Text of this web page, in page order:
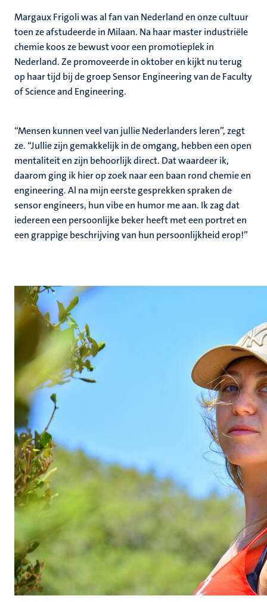
Margaux Frigoli was al fan van Nederland en onze cultuur
toen ze afstudeerde in Milaan. Na haar master industriële
chemie koos ze bewust voor een promotieplek in
Nederland. Ze promoveerde in oktober en kijkt nu terug
op haar tijd bij de groep Sensor Engineering van de Faculty
of Science and Engineering.
“Mensen kunnen veel van jullie Nederlanders leren”, zegt
ze. “Jullie zijn gemakkelijk in de omgang, hebben een open
mentaliteit en zijn behoorlijk direct. Dat waardeer ik,
daarom ging ik hier op zoek naar een baan rond chemie en
engineering. Al na mijn eerste gesprekken spraken de
sensor engineers, hun vibe en humor me aan. Ik zag dat
iedereen een persoonlijke beker heeft met een portret en
een grappige beschrijving van hun persoonlijkheid erop!”